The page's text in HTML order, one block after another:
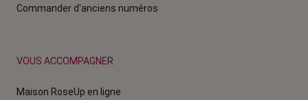
Commander d'anciens numéros
VOUS ACCOMPAGNER
Maison RoseUp en ligne